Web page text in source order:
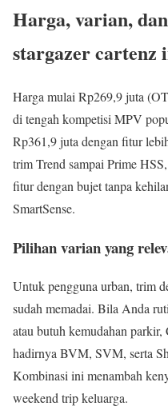
Harga, varian,
stargazer cartenz
Harga mulai Rp269,9 juta
di tengah kompetisi MPV
Rp361,9 juta dengan fitur
trim Trend sampai Prime
fitur dengan bujet tanpa
SmartSense.
Pilihan varian yang
Untuk pengguna urban, trim
sudah memadai. Bila Anda
atau butuh kemudahan
hadirnya BVM, SVM, serta
Kombinasi ini menambah
weekend trip keluarga.